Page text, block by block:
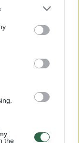
the
kils iki
00:00:59
aplinkkelis: